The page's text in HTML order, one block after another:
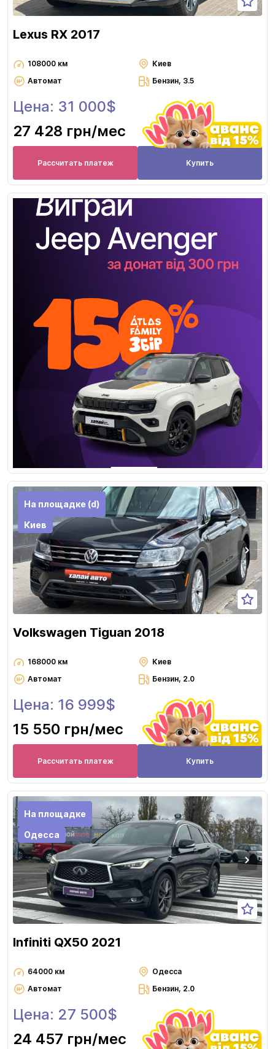
Lexus RX 2017
108000 км
Киев
Автомат
Бензин, 3.5
Цена: 31 000$
27 428 грн/мес
Рассчитать платеж Купить
На площадке (d)
Киев
Volkswagen Tiguan 2018
168000 км
Киев
Автомат
Бензин, 2.0
Цена: 16 999$
15 550 грн/мес
Рассчитать платеж Купить
На площадке
Одесса
Infiniti QX50 2021
64000 км
Одесса
Автомат
Бензин, 2.0
Цена: 27 500$
24 457 грн/мес